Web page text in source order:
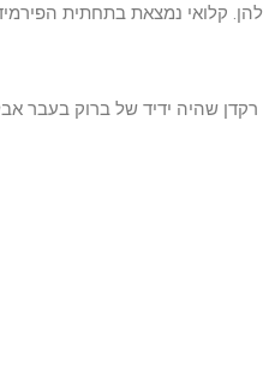
קלואי נמצאת בתחתית
שהיה ידיד של ברוק בעבר